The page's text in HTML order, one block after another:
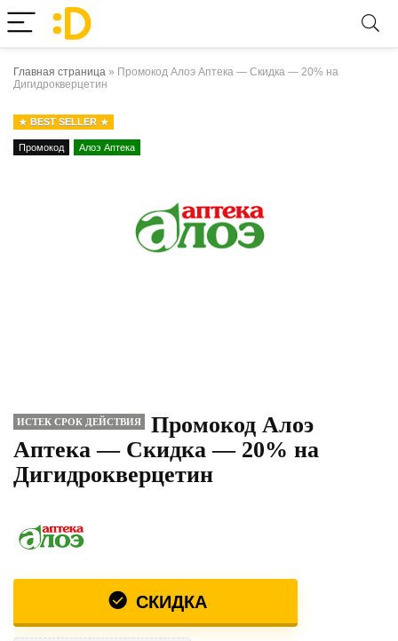
Главная страница » Промокод Алоэ Аптека — Скидка — 20% на
Дигидрокверцетин
BEST SELLER
Промокод Алоэ Аптека
ИСТЕК СРОК ДЕЙСТВИЯ
Промокод Алоэ
Аптека — Скидка — 20% на
Дигидрокверцетин
СКИДКА